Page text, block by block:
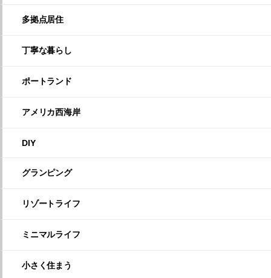
多拠点居住
丁寧な暮らし
ポートランド
アメリカ西海岸
DIY
グランピング
リゾートライフ
ミニマルライフ
小さく住まう